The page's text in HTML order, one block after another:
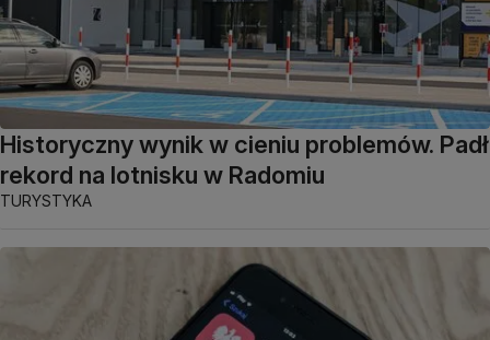
Historyczny wynik w cieniu problemów. Padł
rekord na lotnisku w Radomiu
TURYSTYKA